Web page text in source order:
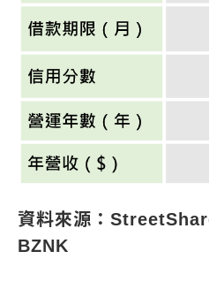
資料來源：
BZNK